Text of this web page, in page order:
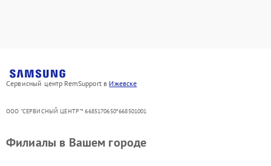
Сервисный центр RemSupport в Ижевске
ООО "СЕРВИСНЫЙ ЦЕНТР"* 6685170650*668501001
Филиалы в Вашем городе